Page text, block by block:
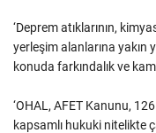
‘Deprem atıklarının,
yerleşim alanlarına yakın
konuda farkındalık ve
‘OHAL, AFET Kanunu,
kapsamlı hukuki nitelikte